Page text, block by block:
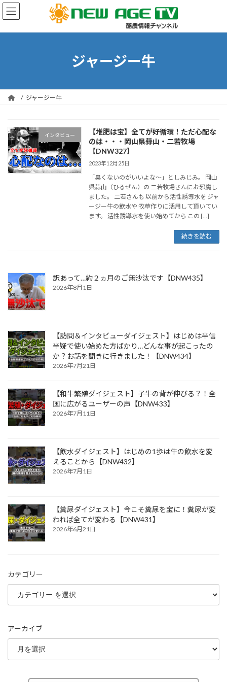
コ
ン
ン
ナ
ビ
ー
ジャージー牛
ジャージー牛
インタビュー
【堆肥は宝】全てが好循環！ただ心配な
のは・・・岡山県蒜山・二若牧場
【DNW327】
2023年12月25日
「臭くないのがいいよな～」としみじみ。 岡山
県蒜山（ひるぜん）の 二若牧場さんにお邪魔し
ました。 二若さんも 以前から活性誘導水を ジャ
ージー牛の飲水や 牧草作りに活用して頂いてい
ます。 活性誘導水を使い始めてから この […]
続きを読む
訳あって…約２ヵ月のご無沙汰です【DNW435】
2026年8月1日
【訪問＆インタビューダイジェスト】はじめは半信
半疑で使い始めた方ばかり…どんな事が起こったの
か？お話を聞きに行きました！【DNW434】
2026年7月21日
【和牛繁殖ダイジェスト】子牛の背が伸びる？！全
国に広がるユーザーの声【DNW433】
2026年7月11日
【飲水ダイジェスト】はじめの1歩は牛の飲水を変
えることから【DNW432】
2026年7月1日
【糞尿ダイジェスト】今こそ糞尿を宝に！糞尿が変
われば全てが変わる【DNW431】
2026年6月21日
カテゴリー
アーカイブ